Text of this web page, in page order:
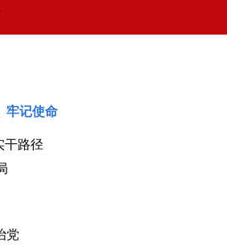
牢记使命
干路径
党